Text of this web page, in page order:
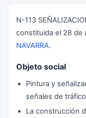
N-113
constituida el 28 de
NAVARRA.
Objeto social
Pintura y
señales de
La construcción